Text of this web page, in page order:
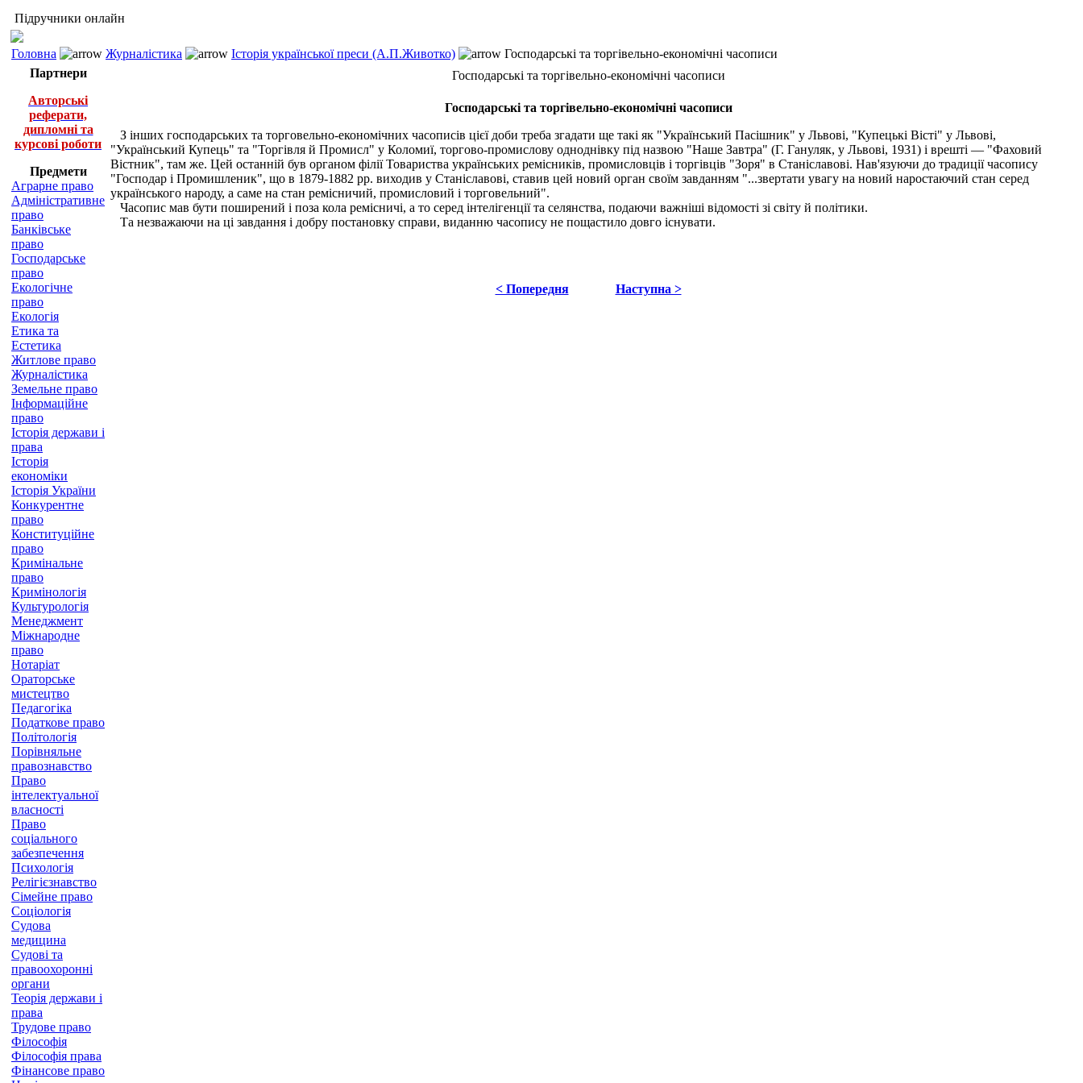
Підручники онлайн
Головна Журналістика Історія української преси (А.П.Животко)
Господарські та торгівельно-економічні часописи
Партнери
Авторські
реферати,
дипломні та
курсові роботи
Предмети
Аграрне право
Адміністративне
право
Банківське
право
Господарське
право
Екологічне
право
Екологія
Етика та
Естетика
Житлове право
Журналістика
Земельне право
Інформаційне
право
Історія держави і
права
Історія
економіки
Історія України
Конкурентне
право
Конституційне
право
Кримінальне
право
Кримінологія
Культурологія
Менеджмент
Міжнародне
право
Нотаріат
Ораторське
мистецтво
Педагогіка
Податкове право
Політологія
Порівняльне
правознавство
Право
інтелектуальної
власності
Право
соціального
забезпечення
Психологія
Релігієзнавство
Сімейне право
Соціологія
Судова
медицина
Судові та
правоохоронні
органи
Теорія держави і
права
Трудове право
Філософія
Філософія права
Фінансове право
Господарські та торгівельно-економічні часописи
Господарські та торгівельно-економічні часописи
З інших господарських та торговельно-економічних часописів цієї доби треба згадати ще такі як "Український Пасішник" у Львові, "Купецькі Вісті" у Львові,
"Український Купець" та "Торгівля й Промисл" у Коломиї, торгово-промислову одноднівку під назвою "Наше Завтра" (Г. Гануляк, у Львові, 1931) і врешті — "Фаховий
Вістник", там же. Цей останній був органом філії Товариства українських ремісників, промисловців і торгівців "Зоря" в Станіславові. Нав'язуючи до традиції часопису
"Господар і Промишленик", що в 1879-1882 рр. виходив у Станіславові, ставив цей новий орган своїм завданням "...звертати увагу на новий наростаючий стан серед
українського народу, а саме на стан ремісничий, промисловий і торговельний".
Часопис мав бути поширений і поза кола ремісничі, а то серед інтелігенції та селянства, подаючи важніші відомості зі світу й політики.
Та незважаючи на ці завдання і добру постановку справи, виданню часопису не пощастило довго існувати.
< Попередня Наступна >